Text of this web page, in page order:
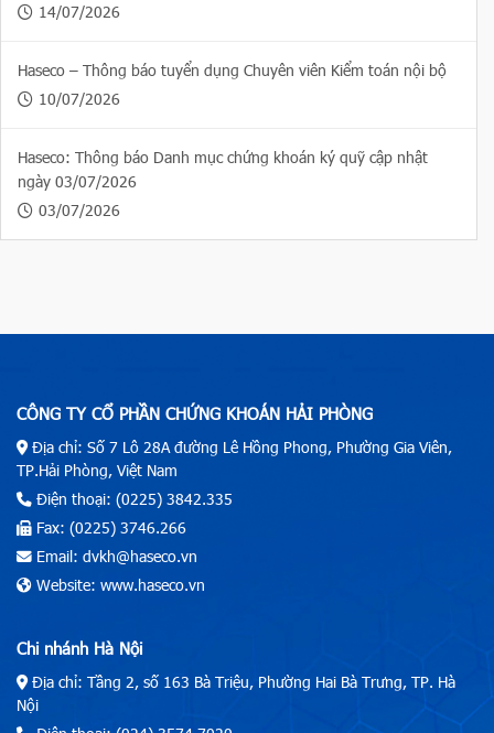
14/07/2026
Haseco – Thông báo tuyển dụng Chuyên viên Kiểm toán nội bộ
10/07/2026
Haseco: Thông báo Danh mục chứng khoán ký quỹ cập nhật
ngày 03/07/2026
03/07/2026
CÔNG TY CỔ PHẦN CHỨNG KHOÁN HẢI PHÒNG
Địa chỉ: Số 7 Lô 28A đường Lê Hồng Phong, Phường Gia Viên,
TP.Hải Phòng, Việt Nam
Điện thoại: (0225) 3842.335
Fax: (0225) 3746.266
Email: dvkh@haseco.vn
Website: www.haseco.vn
Chi nhánh Hà Nội
Địa chỉ: Tầng 2, số 163 Bà Triệu, Phường Hai Bà Trưng, TP. Hà
Nội